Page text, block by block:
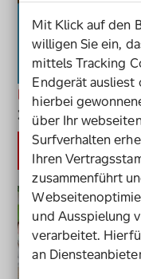
Neue Wege in
(siehe Hinweis!)
Mehr Infos
Jetzt
Mit Klick auf den
willigen Sie ein,
mittels Tracking
Endgerät
hierbei
über Ihr
Surfverhalten
Ihren
zusammenführt
und Ausspielung
verarbeitet.
an